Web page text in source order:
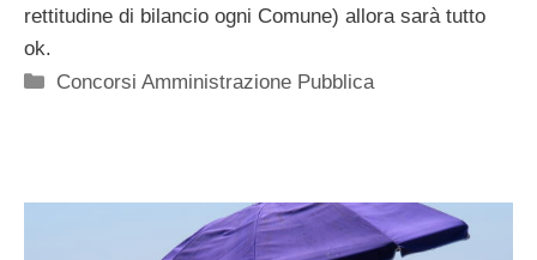
rettitudine di bilancio ogni Comune) allora sarà tutto
ok.
Categorie
Concorsi Amministrazione Pubblica